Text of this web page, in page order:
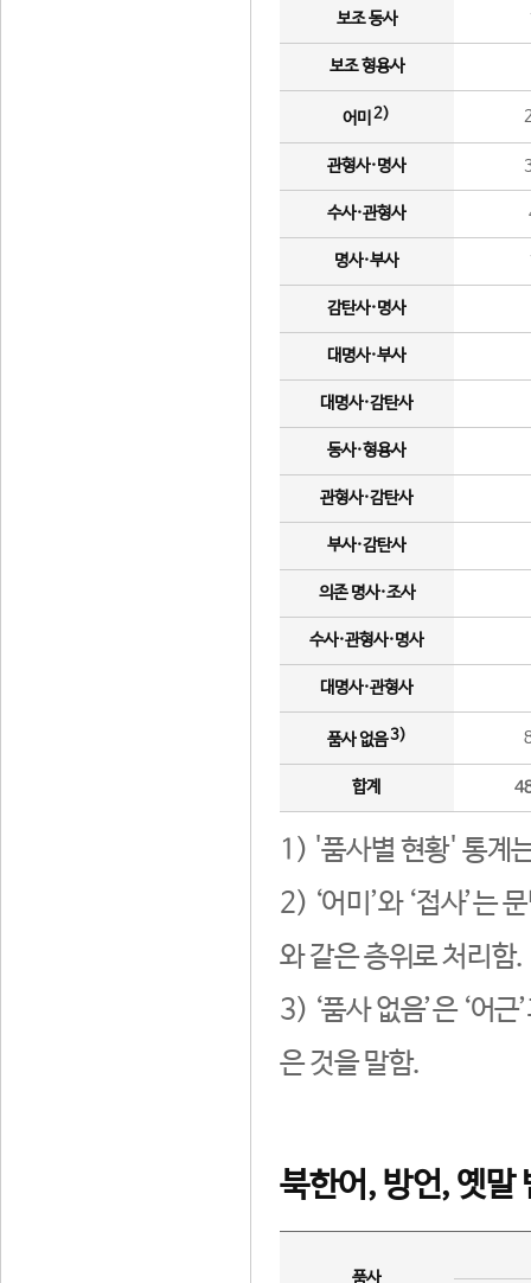
보조 동사
보조 형용사
어미 2)
관형사·명사
수사·관형사
명사·부사
감탄사·명사
대명사·부사
대명사·감탄사
동사·형용사
관형사·감탄사
부사·감탄사
의존 명사·조사
수사·관형사·명사
대명사·관형사
품사 없음3)
합계
1) '품사별 현황' 통계
2) ‘어미’와 ‘접사’는
와 같은 층위로 처리함.
3) ‘품사 없음’은 ‘어
은 것을 말함.
북한어, 방언, 옛말
품사